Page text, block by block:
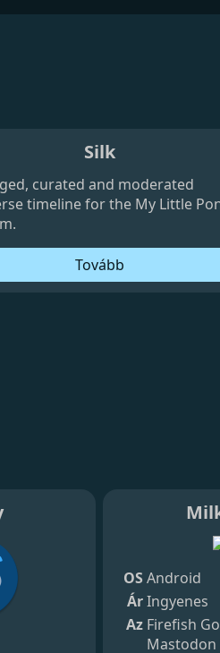
Silk
curated and moderated
timeline for the My Little
Tovább
OS Android
ÁrIngyenes
Az Firefish
Mastodon